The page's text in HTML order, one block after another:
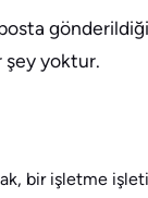
şey yoktur.
bir işletme